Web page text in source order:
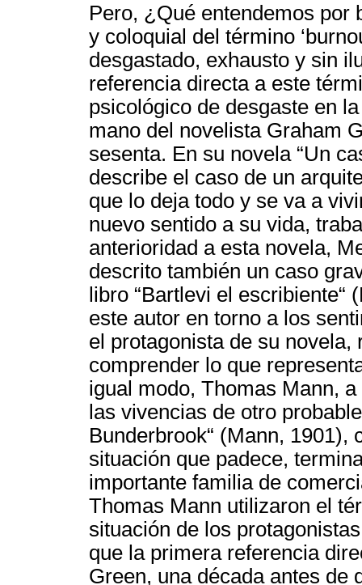
Pero, ¿Qué entendemos por
y coloquial del término
desgastado, exhausto y sin
referencia directa a este
psicológico de desgaste en
mano del novelista Graham
sesenta. En su novela “Un
describe el caso de un
que lo deja todo y se va a
nuevo sentido a su vida,
anterioridad a esta novela,
descrito también un caso
libro “Bartlevi el
este autor en torno a los
el protagonista de su
comprender lo que
igual modo, Thomas Mann,
las vivencias de otro
Bunderbrook“ (Mann, 1901),
situación que padece,
importante familia de
Thomas Mann utilizaron el
situación de los
que la primera referencia
Green, una década antes de